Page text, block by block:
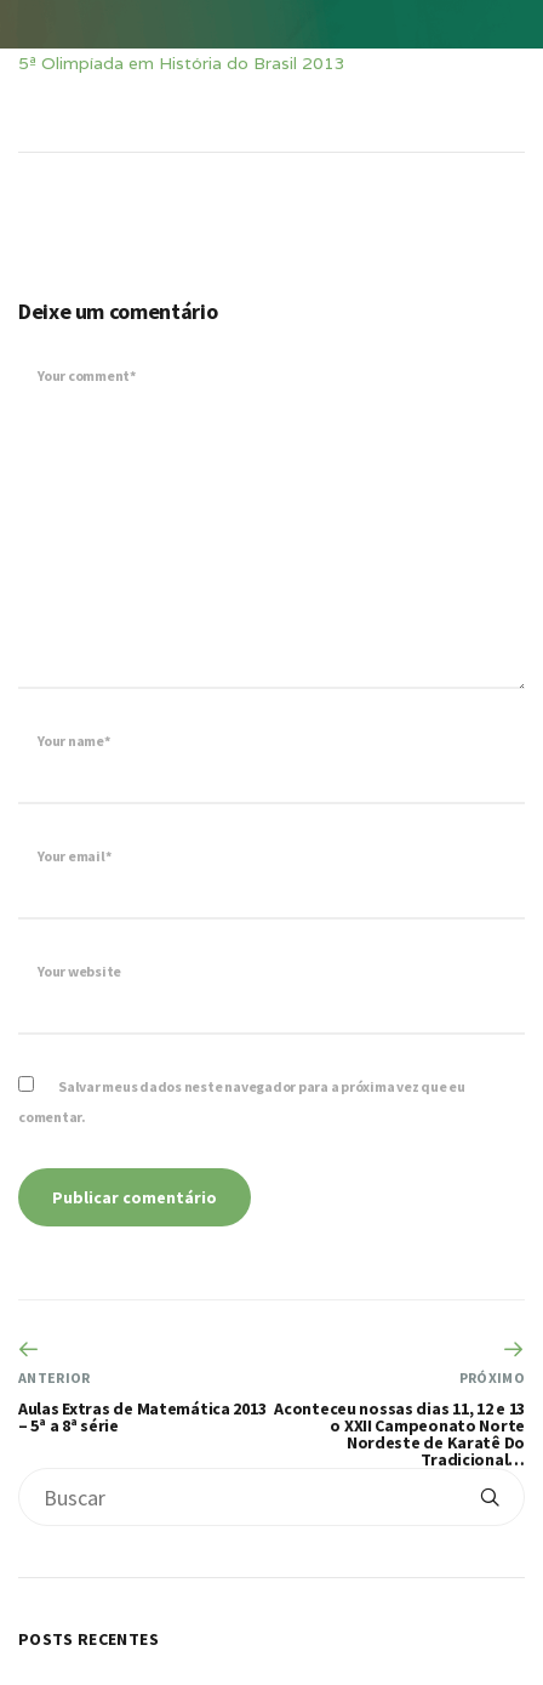
5ª Olimpíada em História do Brasil 2013
Deixe um comentário
Your comment*
Your name*
Your email*
Your website
Salvar meus dados neste navegador para a próxima vez que eu
comentar.
ANTERIOR
Aulas Extras de Matemática 2013
– 5ª a 8ª série
PRÓXIMO
Aconteceu nossas dias 11, 12 e 13
o XXII Campeonato Norte
Nordeste de Karatê Do
Tradicional…
POSTS RECENTES